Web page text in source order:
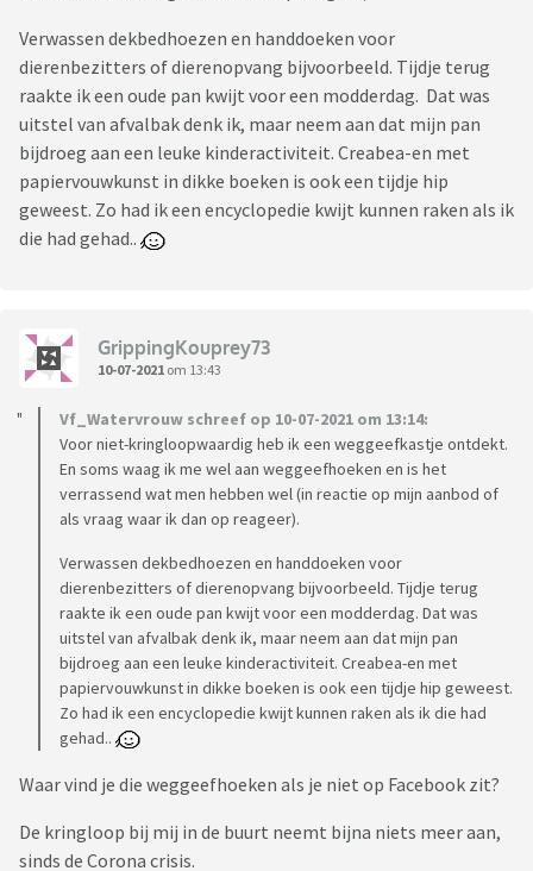
Verwassen dekbedhoezen en handdoeken voor
dierenbezitters of dierenopvang bijvoorbeeld. Tijdje terug
raakte ik een oude pan kwijt voor een modderdag. Dat was
uitstel van afvalbak denk ik, maar neem aan dat mijn pan
bijdroeg aan een leuke kinderactiviteit. Creabea-en met
papiervouwkunst in dikke boeken is ook een tijdje hip
geweest. Zo had ik een encyclopedie kwijt kunnen raken als ik
die had gehad..
GrippingKouprey73
10-07-2021 om 13:43
Vf_Watervrouw schreef op 10-07-2021 om 13:14:
Voor niet-kringloopwaardig heb ik een weggeefkastje ontdekt.
En soms waag ik me wel aan weggeefhoeken en is het
verrassend wat men hebben wel (in reactie op mijn aanbod of
als vraag waar ik dan op reageer).
Verwassen dekbedhoezen en handdoeken voor
dierenbezitters of dierenopvang bijvoorbeeld. Tijdje terug
raakte ik een oude pan kwijt voor een modderdag. Dat was
uitstel van afvalbak denk ik, maar neem aan dat mijn pan
bijdroeg aan een leuke kinderactiviteit. Creabea-en met
papiervouwkunst in dikke boeken is ook een tijdje hip geweest.
Zo had ik een encyclopedie kwijt kunnen raken als ik die had
gehad..
Waar vind je die weggeefhoeken als je niet op Facebook zit?
De kringloop bij mij in de buurt neemt bijna niets meer aan,
sinds de Corona crisis.